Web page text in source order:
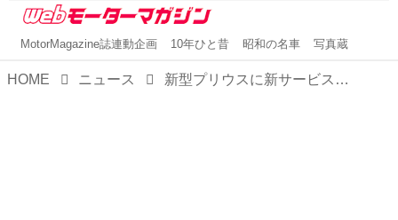
MotorMagazine誌連動企画 10年ひと昔 昭和の名車 写真蔵
HOME ニュース 新型プリウスに新サービス「KINTO Unlimited」対応グレードを設定。注目の新型車を安く便利に、快適に使える時代がやってきた